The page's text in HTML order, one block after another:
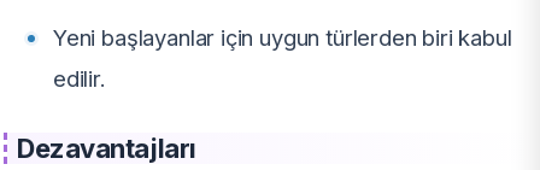
Yeni başlayanlar için uygun türlerden biri kabul
edilir.
Dezavantajları